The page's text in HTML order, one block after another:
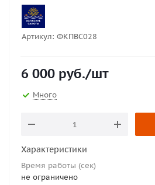
Артикул: ФКПВС028
6 000 руб./шт
Много
Характеристики
Время работы (сек)
не ограничено